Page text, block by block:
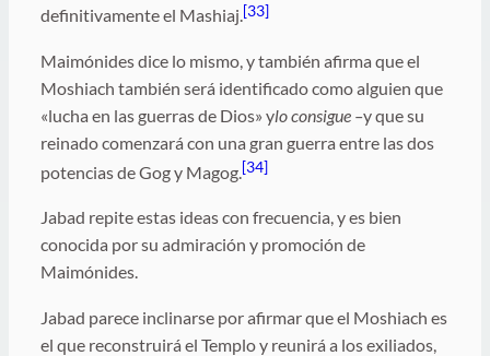
definitivamente el Mashiaj.[33]
Maimónides dice lo mismo, y también afirma que el
Moshiach también será identificado como alguien que
«lucha en las guerras de Dios» ylo consigue –y que su
reinado comenzará con una gran guerra entre las dos
potencias de Gog y Magog.[34]
Jabad repite estas ideas con frecuencia, y es bien
conocida por su admiración y promoción de
Maimónides.
Jabad parece inclinarse por afirmar que el Moshiach es
el que reconstruirá el Templo y reunirá a los exiliados,